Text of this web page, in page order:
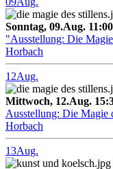
Sonntag, 09.Aug.
"Ausstellung: Die
Horbach
12Aug.
Mittwoch, 12.Aug.
Ausstellung: Die Magie
Horbach
13Aug.